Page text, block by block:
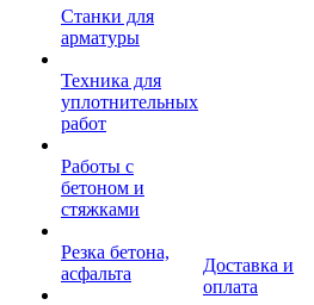
Станки для
арматуры
Техника для
уплотнительных
работ
Работы с
бетоном и
стяжками
Резка бетона,
асфальта
Доставка и
оплата